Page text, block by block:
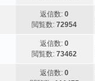
返信数:0
閲覧数:72954
返信数:0
閲覧数:73462
返信数:0